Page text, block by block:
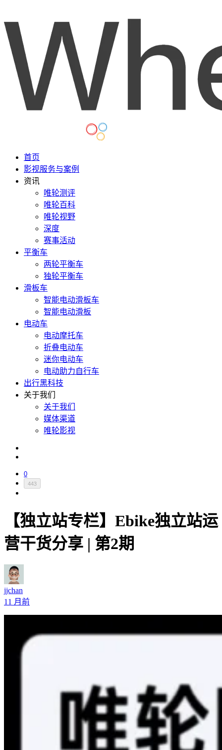
首页
影视服务与案例
资讯
唯轮测评
唯轮百科
唯轮视野
深度
赛事活动
平衡车
两轮平衡车
独轮平衡车
滑板车
智能电动滑板车
智能电动滑板
电动车
电动摩托车
折叠电动车
迷你电动车
电动助力自行车
出行黑科技
关于我们
关于我们
媒体渠道
唯轮影视
0
443
【独立站专栏】Ebike独立站运
营干货分享 | 第2期
jjchan
11 月前